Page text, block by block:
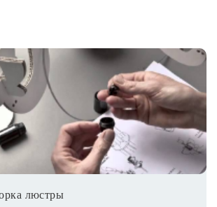
люстры